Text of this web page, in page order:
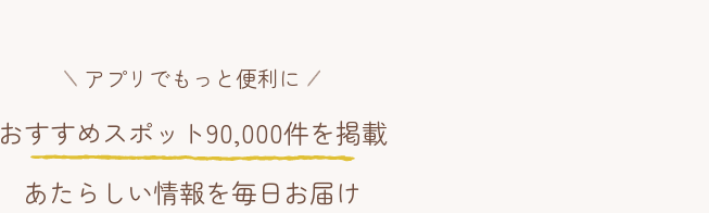
アプリでもっと便利に
おすすめスポット90,000件を掲載
あたらしい情報を毎日お届け